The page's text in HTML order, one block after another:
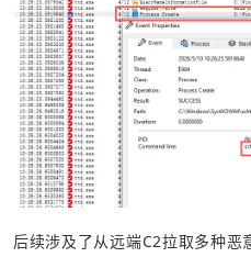
后续涉及了从远端C2拉取多种恶